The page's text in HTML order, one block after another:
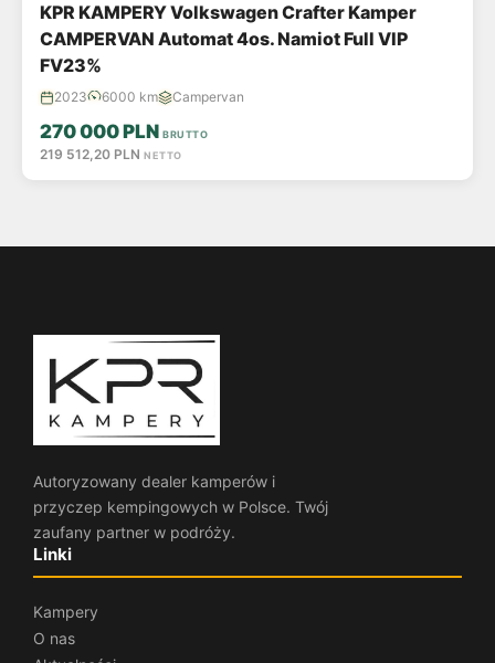
KPR KAMPERY Volkswagen Crafter Kamper
CAMPERVAN Automat 4os. Namiot Full VIP
FV23%
2023 6000 km Campervan
270 000 PLN BRUTTO
219 512,20 PLN NETTO
Autoryzowany dealer kamperów i
przyczep kempingowych w Polsce. Twój
zaufany partner w podróży.
Linki
Kampery
O nas